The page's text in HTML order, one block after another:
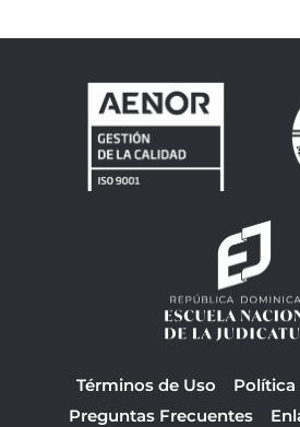
Términos de Uso
Política
Preguntas Frecuentes